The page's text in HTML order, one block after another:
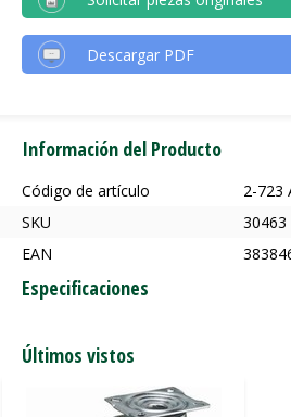
Descargar PDF
Información del Producto
Código de artículo
2-723
SKU
30463
EAN
Especificaciones
Últimos vistos